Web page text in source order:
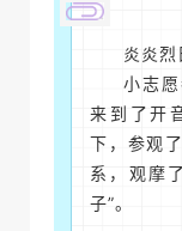
炎炎烈
小志
来到了开
下，参观
系，观摩
子”。